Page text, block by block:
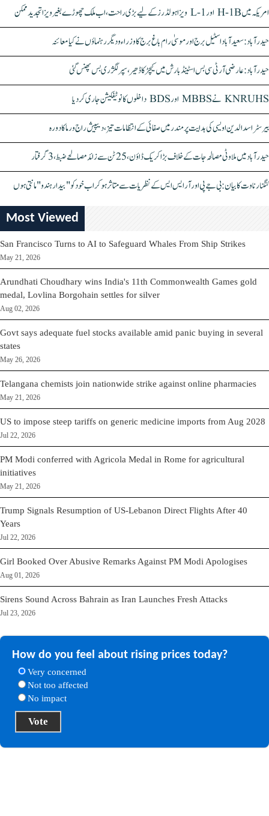
امریکہ میں H-1B اور L-1 ویزا ہولڈرز کے لیے بڑی راحت، اب ملک چھوڑے بغیر ویزا تجدید ممکن
حیدرآباد: سعیدآباد اسٹیل برج اور موسیٰ رام باغ برج کا وزراء و دیگر رہنماؤں نے کیا معائنہ
حیدرآباد: عارضی آر ٹی سی بس اسٹینڈ بارش میں کیچڑ کا ڈھیر، سپر لگژری بس پھنس گئی
KNRUHS نے MBBS اور BDS داخلوں کا نوٹیفکیشن جاری کر دیا
بیرسٹر اسدالدین اویسی کی ہدایت پر مندر میں صفائی کے انتظامات تیز، دیپیش راج ورما کا دورہ
حیدرآباد میں ملاوٹی مصالحہ جات کے خلاف بڑا کریک ڈاؤن، 25 ٹن سے زائد مصالحے ضبط، 3 گرفتار
کنگنا رناوت کا بیان: بی جے پی اور آر ایس ایس کے نظریات سے متاثر ہو کر اب خود کو "بیدار ہندو" مانتی ہوں
Most Viewed
San Francisco Turns to AI to Safeguard Whales From Ship Strikes
May 21, 2026
Arundhati Choudhary wins India's 11th Commonwealth Games gold
medal, Lovlina Borgohain settles for silver
Aug 02, 2026
Govt says adequate fuel stocks available amid panic buying in several
states
May 26, 2026
Telangana chemists join nationwide strike against online pharmacies
May 21, 2026
US to impose steep tariffs on generic medicine imports from Aug 2028
Jul 22, 2026
PM Modi conferred with Agricola Medal in Rome for agricultural
initiatives
May 21, 2026
Trump Signals Resumption of US-Lebanon Direct Flights After 40
Years
Jul 22, 2026
Girl Booked Over Abusive Remarks Against PM Modi Apologises
Aug 01, 2026
Sirens Sound Across Bahrain as Iran Launches Fresh Attacks
Jul 23, 2026
How do you feel about rising prices today?
Very concerned
Not too affected
No impact